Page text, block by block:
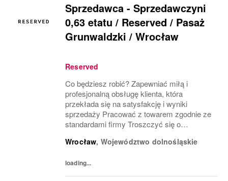
Sprzedawca - Sprzedawczyni
0,63 etatu / Reserved / Pasaż
Grunwaldzki / Wrocław
Reserved
Co będziesz robić? Zapewniać miłą i
profesjonalną obsługę klienta, która
przekłada się na satysfakcję i wyniki
sprzedaży Pracować z towarem zgodnie ze
standardami firmy Troszczyć się o
(VM) z uwzględnieniem zasad i estetyki
Wrocław, Województwo dolnośląskie
loading...